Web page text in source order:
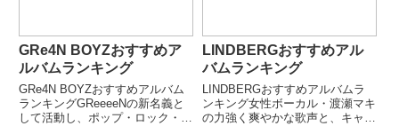
GRe4N BOYZおすすめア
ルバムランキング
GRe4N BOYZおすすめアルバム
ランキングGReeeeNの新名義と
して活動し、ポップ・ロック・
LINDBERGおすすめアル
バムランキング
LINDBERGおすすめアルバムラ
ンキング女性ボーカル・渡瀬マキ
の力強く爽やかな歌声と、キャッ